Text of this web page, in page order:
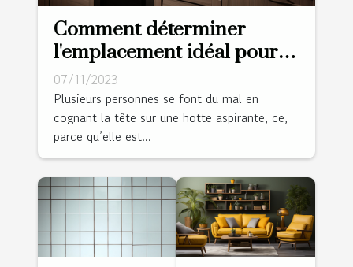
Comment déterminer
l'emplacement idéal pour
une hotte aspirante ?
07/11/2023
Plusieurs personnes se font du mal en
cognant la tête sur une hotte aspirante, ce,
parce qu’elle est...